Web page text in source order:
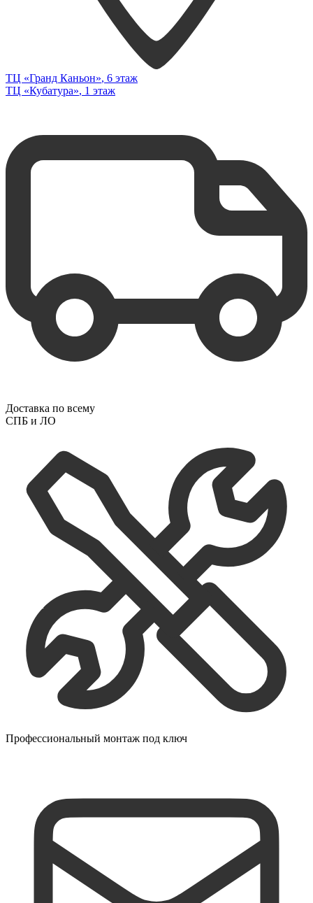
ТЦ «Гранд Каньон», 6 этаж
ТЦ «Кубатура», 1 этаж
Доставка по всему
СПБ и ЛО
Профессиональный монтаж под ключ